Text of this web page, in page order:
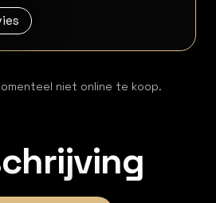
niet online te koop.